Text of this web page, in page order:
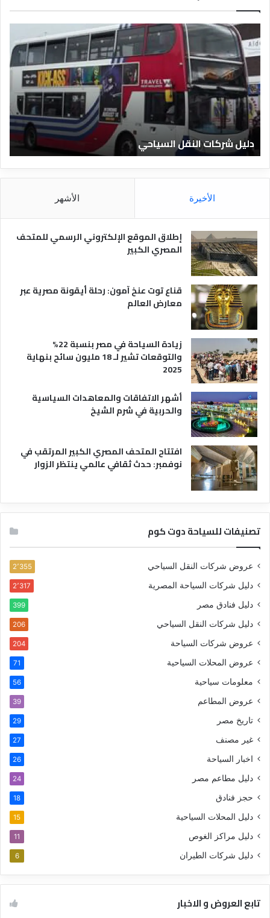
د
ل
ي
ل
ا
ل
ف
ا
د
ق
ا
ل
ر
ي
ة
دليل الفنادق المصرية
الأخيرة الأشهر
إطلاق الموقع الإلكتروني الرسمي للمتحف
المصري الكبير
قناع توت عنخ آمون: رحلة أيقونة مصرية عبر
معارض العالم
زيادة السياحة في مصر بنسبة 22%
والتوقعات تشير لـ 18 مليون سائح بنهاية
2025
أشهر الاتفاقات والمعاهدات السياسية
والحربية في شرم الشيخ
افتتاح المتحف المصري الكبير المرتقب في
نوفمبر: حدث ثقافي عالمي ينتظر الزوار
تصنيفات للسياحة دوت كوم
عروض شركات النقل السياحي 2٬355
دليل شركات السياحة المصرية 2٬317
دليل فنادق مصر 399
دليل شركات النقل السياحي 206
عروض شركات السياحة 204
عروض المحلات السياحية 71
معلومات سياحية 56
عروض المطاعم 39
تاريخ مصر 29
غير مصنف 27
اخبار السياحة 26
دليل مطاعم مصر 24
حجز فنادق 18
دليل المحلات السياحية 15
دليل مراكز الغوص 11
دليل شركات الطيران 6
تابع العروض و الاخبار